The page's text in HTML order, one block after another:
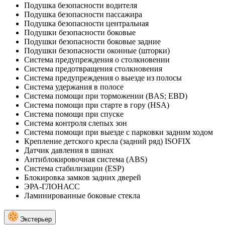
Подушка безопасности водителя
Подушка безопасности пассажира
Подушка безопасности центральная
Подушки безопасности боковые
Подушки безопасности боковые задние
Подушки безопасности оконные (шторки)
Система предупреждения о столкновении
Система предотвращения столкновения
Система предупреждения о выезде из полосы
Система удержания в полосе
Система помощи при торможении (BAS; EBD)
Система помощи при старте в гору (HSA)
Система помощи при спуске
Система контроля слепых зон
Система помощи при выезде с парковки задним ходом
Крепление детского кресла (задний ряд) ISOFIX
Датчик давления в шинах
Антиблокировочная система (ABS)
Система стабилизации (ESP)
Блокировка замков задних дверей
ЭРА-ГЛОНАСС
Ламинированные боковые стекла
Экстерьер